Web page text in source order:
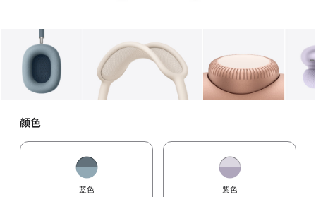
图库 1 图库 图像 图库 图像
颜色
蓝色 紫色